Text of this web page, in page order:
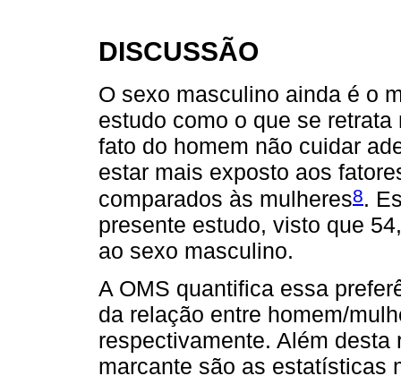
DISCUSSÃO
O sexo masculino ainda é o
estudo como o que se
fato do homem não cuidar
estar mais exposto aos
comparados às mulheres8.
presente estudo, visto que
ao sexo masculino.
A OMS quantifica essa
da relação entre homem/
respectivamente. Além
marcante são as estatísticas